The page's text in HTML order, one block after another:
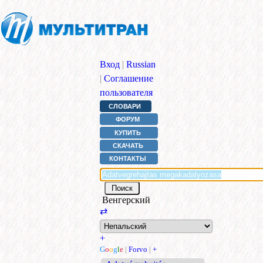
Вход | Russian
| Соглашение
пользователя
СЛОВАРИ
ФОРУМ
КУПИТЬ
СКАЧАТЬ
КОНТАКТЫ
Венгерский
⇄
+
Google | Forvo | +